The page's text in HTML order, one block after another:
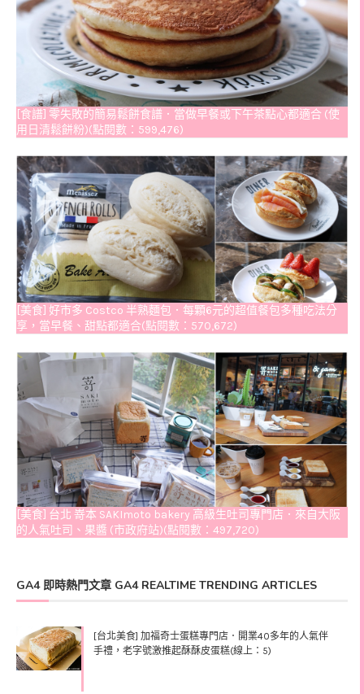
[食譜] 零失敗的簡易鬆餅食譜．當做早餐或下午茶點心都適合 (使
用日清鬆餅粉)(點閱數：599,476)
[美食] 好市多 Costco 半熟麵包．每顆6元的超值餐包多種吃法分
享，當早餐、甜點都適合(點閱數：570,672)
[美食] 台北 嵜本 SAKImoto bakery 高級生吐司專門店．來自大阪
的人氣吐司、果醬 (市政府站)(點閱數：497,720)
GA4 即時熱門文章 GA4 REALTIME TRENDING ARTICLES
[台北美食] 加福奇士蛋糕專門店．開業40多年的人氣伴
手禮，老字號激推起酥酥皮蛋糕(線上：5)